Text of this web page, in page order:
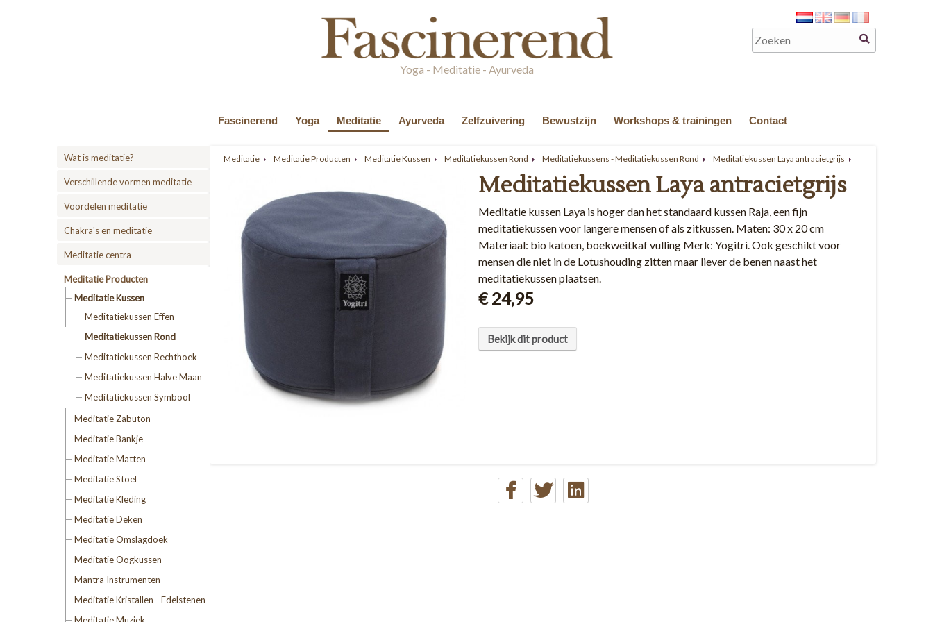
Yoga - Meditatie - Ayurveda
Fascinerend Yoga Meditatie Ayurveda Zelfzuivering Bewustzijn Workshops & trainingen Contact
Wat is meditatie?
Verschillende vormen meditatie
Voordelen meditatie
Chakra's en meditatie
Meditatie centra
Meditatie Producten
Meditatie Kussen
Meditatiekussen Effen
Meditatiekussen Rond
Meditatiekussen Rechthoek
Meditatiekussen Halve Maan
Meditatiekussen Symbool
Meditatie Zabuton
Meditatie Bankje
Meditatie Matten
Meditatie Stoel
Meditatie Kleding
Meditatie Deken
Meditatie Omslagdoek
Meditatie Oogkussen
Mantra Instrumenten
Meditatie Kristallen - Edelstenen
Meditatie Meditatie Producten Meditatie Kussen Meditatiekussen Rond Meditatiekussens - Meditatiekussen Rond Meditatiekussen Laya antracietgrijs
Meditatiekussen Laya antracietgrijs
Meditatie kussen Laya is hoger dan het standaard kussen Raja, een fijn
meditatiekussen voor langere mensen of als zitkussen. Maten: 30 x 20 cm
Materiaal: bio katoen, boekweitkaf vulling Merk: Yogitri. Ook geschikt voor
mensen die niet in de Lotushouding zitten maar liever de benen naast het
meditatiekussen plaatsen.
€ 24,95
Bekijk dit product